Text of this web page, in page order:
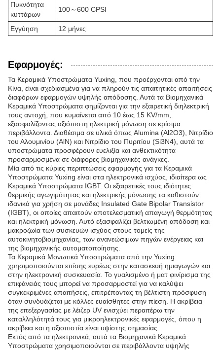
Πυκνότητα
κυττάρων
100～600 CPSI
Εγγύηση 12 μήνες
Εφαρμογές:
Τα Κεραμικά Υποστρώματα Yuxing, που προέρχονται από την
Κίνα, είναι σχεδιασμένα για να πληρούν τις απαιτητικές απαιτήσεις
διαφόρων εφαρμογών υψηλής απόδοσης. Αυτά τα Βιομηχανικά
Κεραμικά Υποστρώματα φημίζονται για την εξαιρετική διηλεκτρική
τους αντοχή, που κυμαίνεται από 10 έως 15 KV/mm,
εξασφαλίζοντας αξιόπιστη ηλεκτρική μόνωση σε κρίσιμα
περιβάλλοντα. Διαθέσιμα σε υλικά όπως Alumina (Al2O3), Νιτρίδιο
του Αλουμινίου (AlN) και Νιτρίδιο του Πυριτίου (Si3N4), αυτά τα
υποστρώματα προσφέρουν ευελιξία και ανθεκτικότητα
προσαρμοσμένα σε διάφορες βιομηχανικές ανάγκες.
Μία από τις κύριες περιπτώσεις εφαρμογής για τα Κεραμικά
Υποστρώματα Yuxing είναι στα ηλεκτρονικά ισχύος, ιδιαίτερα ως
Κεραμικά Υποστρώματα IGBT. Οι εξαιρετικές τους ιδιότητες
θερμικής αγωγιμότητας και ηλεκτρικής μόνωσης τα καθιστούν
ιδανικά για χρήση σε μονάδες Insulated Gate Bipolar Transistor
(IGBT), οι οποίες απαιτούν αποτελεσματική απαγωγή θερμότητας
και ηλεκτρική μόνωση. Αυτό εξασφαλίζει βελτιωμένη απόδοση και
μακροζωία των συσκευών ισχύος στους τομείς της
αυτοκινητοβιομηχανίας, των ανανεώσιμων πηγών ενέργειας και
της βιομηχανικής αυτοματοποίησης.
Τα Κεραμικά Μονωτικά Υποστρώματα από την Yuxing
χρησιμοποιούνται επίσης ευρέως στην κατασκευή ημιαγωγών και
στην ηλεκτρονική συσκευασία. Το γυαλισμένο ή ματ φινίρισμα της
επιφάνειάς τους μπορεί να προσαρμοστεί για να καλύψει
συγκεκριμένες απαιτήσεις, επιτρέποντας τη βέλτιστη πρόσφυση
όταν συνδυάζεται με κόλλες ευαίσθητες στην πίεση. Η ακρίβεια
της επεξεργασίας με λέιζερ UV ενισχύει περαιτέρω την
καταλληλότητά τους για μικροηλεκτρονικές εφαρμογές, όπου η
ακρίβεια και η αξιοπιστία είναι υψίστης σημασίας.
Εκτός από τα ηλεκτρονικά, αυτά τα Βιομηχανικά Κεραμικά
Υποστρώματα χρησιμοποιούνται σε περιβάλλοντα υψηλής